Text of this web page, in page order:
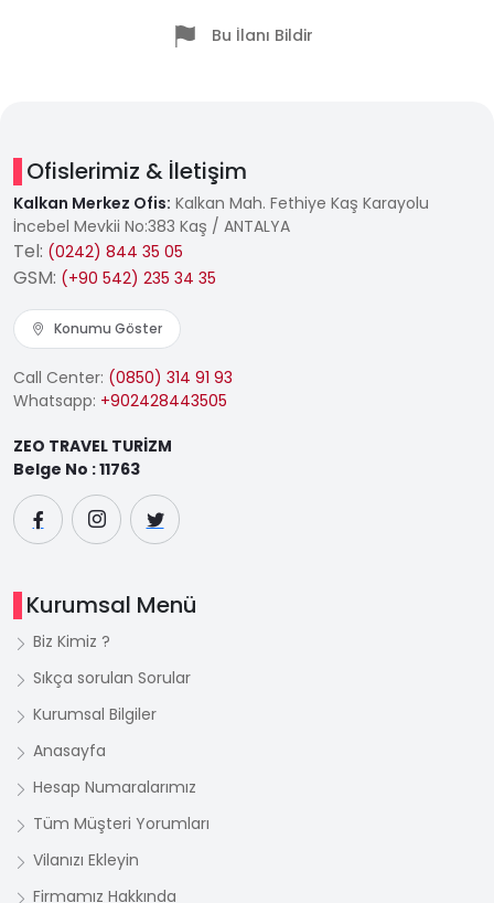
Bu İlanı Bildir
Ofislerimiz & İletişim
Kalkan Merkez Ofis: Kalkan Mah. Fethiye Kaş Karayolu
İncebel Mevkii No:383 Kaş / ANTALYA
Tel: (0242) 844 35 05
GSM: (+90 542) 235 34 35
Konumu Göster
Call Center: (0850) 314 91 93
Whatsapp: +902428443505
ZEO TRAVEL TURİZM
Belge No : 11763
Kurumsal Menü
Biz Kimiz ?
Sıkça sorulan Sorular
Kurumsal Bilgiler
Anasayfa
Hesap Numaralarımız
Tüm Müşteri Yorumları
Vilanızı Ekleyin
Firmamız Hakkında